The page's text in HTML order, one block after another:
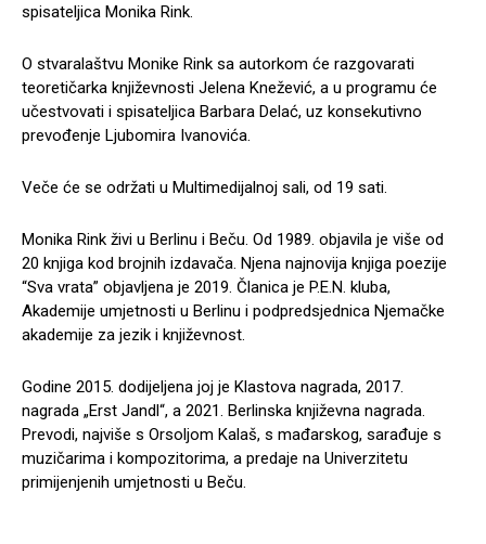
spisateljica Monika Rink.
O stvaralaštvu Monike Rink sa autorkom će razgovarati
teoretičarka književnosti Jelena Knežević, a u programu će
učestvovati i spisateljica Barbara Delać, uz konsekutivno
prevođenje Ljubomira Ivanovića.
Veče će se održati u Multimedijalnoj sali, od 19 sati.
Monika Rink živi u Berlinu i Beču. Od 1989. objavila je više od
20 knjiga kod brojnih izdavača. Njena najnovija knjiga poezije
“Sva vrata” objavljena je 2019. Članica je P.E.N. kluba,
Akademije umjetnosti u Berlinu i podpredsjednica Njemačke
akademije za jezik i književnost.
Godine 2015. dodijeljena joj je Klastova nagrada, 2017.
nagrada „Erst Jandl“, a 2021. Berlinska književna nagrada.
Prevodi, najviše s Orsoljom Kalaš, s mađarskog, sarađuje s
muzičarima i kompozitorima, a predaje na Univerzitetu
primijenjenih umjetnosti u Beču.